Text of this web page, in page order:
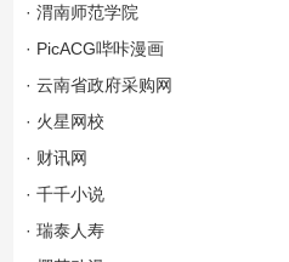
· 渭南师范学院
· PicACG哔咔漫画
· 云南省政府采购网
· 火星网校
· 财讯网
· 千千小说
· 瑞泰人寿